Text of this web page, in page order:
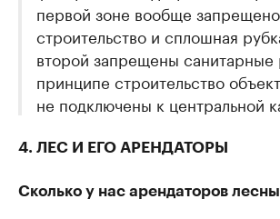
первой зоне вообще
строительство и сплошная
второй запрещены санитарные
принципе строительство
не подключены к центральной
4. ЛЕС И ЕГО АРЕНДАТОРЫ
Сколько у нас арендаторов